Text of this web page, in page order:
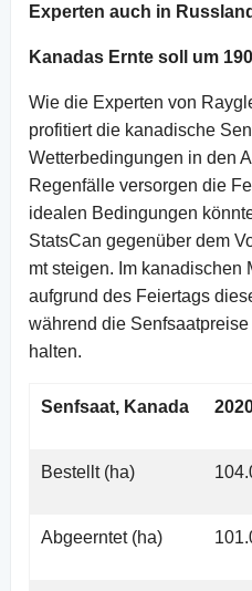
Experten auch in
Kanadas Ernte soll um
Wie die Experten von
profitiert die kanadische
Wetterbedingungen in den
Regenfälle versorgen die
idealen Bedingungen
StatsCan gegenüber dem
mt steigen. Im kanadischen
aufgrund des Feiertags
während die
halten.
Senfsaat, Kanada
Bestellt (ha)
Abgeerntet (ha)